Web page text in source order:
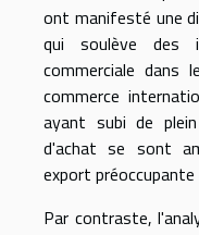
ont manifesté une
qui soulève des
commerciale dans
commerce
ayant subi de
d'achat se sont
export
Par contraste,